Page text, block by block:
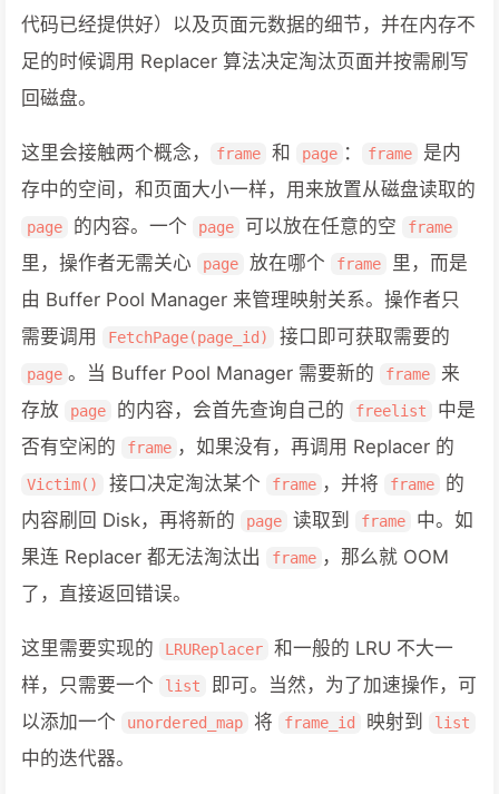
代码已经提供好）以及页面元数据的细节，并在内存不
足的时候调用 Replacer 算法决定淘汰页面并按需刷写
回磁盘。
这里会接触两个概念， frame 和 page ： frame
是内
存中的空间，和页面大小一样，用来放置从磁盘读取的
page 的内容。一个 page 可以放在任意的空 frame
里，操作者无需关心 page 放在哪个 frame
里，而是
由 Buffer Pool Manager 来管理映射关系。操作者只
需要调用
FetchPage(page_id) 接口即可获取需要的
page 。当 Buffer Pool Manager 需要新的 frame
来
存放
page 的内容，会首先查询自己的 freelist
中是
否有空闲的
frame ，如果没有，再调用 Replacer 的
Victim() 接口决定淘汰某个 frame ，并将 frame
的
内容刷回 Disk，再将新的
page 读取到 frame
中。如
果连 Replacer 都无法淘汰出
frame ，那么就 OOM
了，直接返回错误。
这里需要实现的 LRUReplacer
和一般的 LRU 不大一
样，只需要一个
list
即可。当然，为了加速操作，可
以添加一个
unordered_map 将 frame_id 映射到 list
中的迭代器。